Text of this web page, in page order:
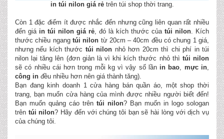
in túi nilon giá rẻtrên túi shop thời trang.
Còn 1 đặc điểm ít được nhắc đến nhưng cũng liên quan rất nhiều
đến giá in túi nilon giá rẻ, đó là kích thước của túi nilon. Kích
thước chiều ngang túi nilon từ 20cm – 40cm đều có chung 1 giá,
nhưng nếu kích thước túi nilon nhỏ hơn 20cm thì chi phí in túi
nilon lại tăng lên (đơn giản là vì khi kích thước nhỏ thì túi nilon
sẽ có nhiều cái hơn trong mỗi kg vì vậy số lầnin bao, mực in,
công in đều nhiều hơn nên giá thành tăng).
Bạn đang kinh doanh 1 cửa hàng bán quần áo, một shop thời
trang, bạn muốn cửa hàng của mình được nhiều người biết đến!
Bạn muốn quảng cáo trên túi nilon? Bạn muốn in logo sologan
trên túi nilon? Hãy đến với chúng tôi bạn sẽ hài lòng với dịch vụ
của chúng tôi.